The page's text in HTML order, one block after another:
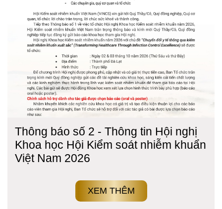
Thông báo số 2 - Thông tin Hội nghị
Khoa học Hội Kiểm soát nhiễm khuẩn
Việt Nam 2026
XEM THÊM